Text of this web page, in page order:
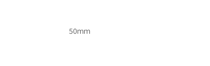
50mm